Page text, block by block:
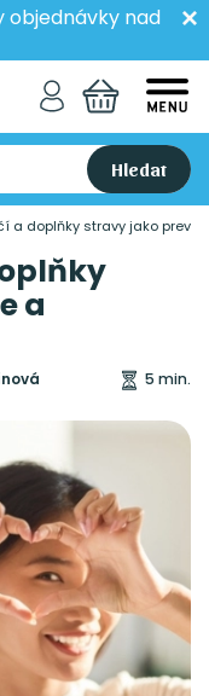
objednávky nad
Hledat
a doplňky stravy jako
a
5 min.